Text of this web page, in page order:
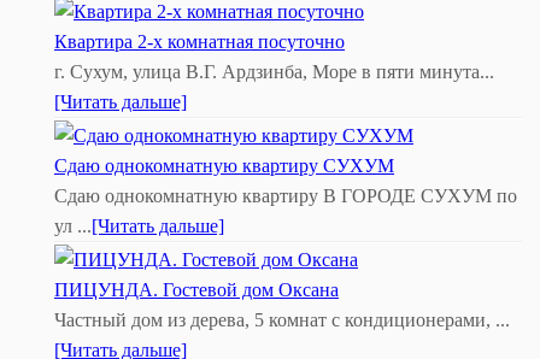
Квартира 2-х комнатная посуточно
г. Сухум, улица В.Г. Ардзинба, Море в пяти минута...
[Читать дальше]
Сдаю однокомнатную квартиру СУХУМ
Сдаю однокомнатную квартиру В ГОРОДЕ СУХУМ по
ул ...[Читать дальше]
ПИЦУНДА. Гостевой дом Оксана
Частный дом из дерева, 5 комнат с кондиционерами, ...
[Читать дальше]